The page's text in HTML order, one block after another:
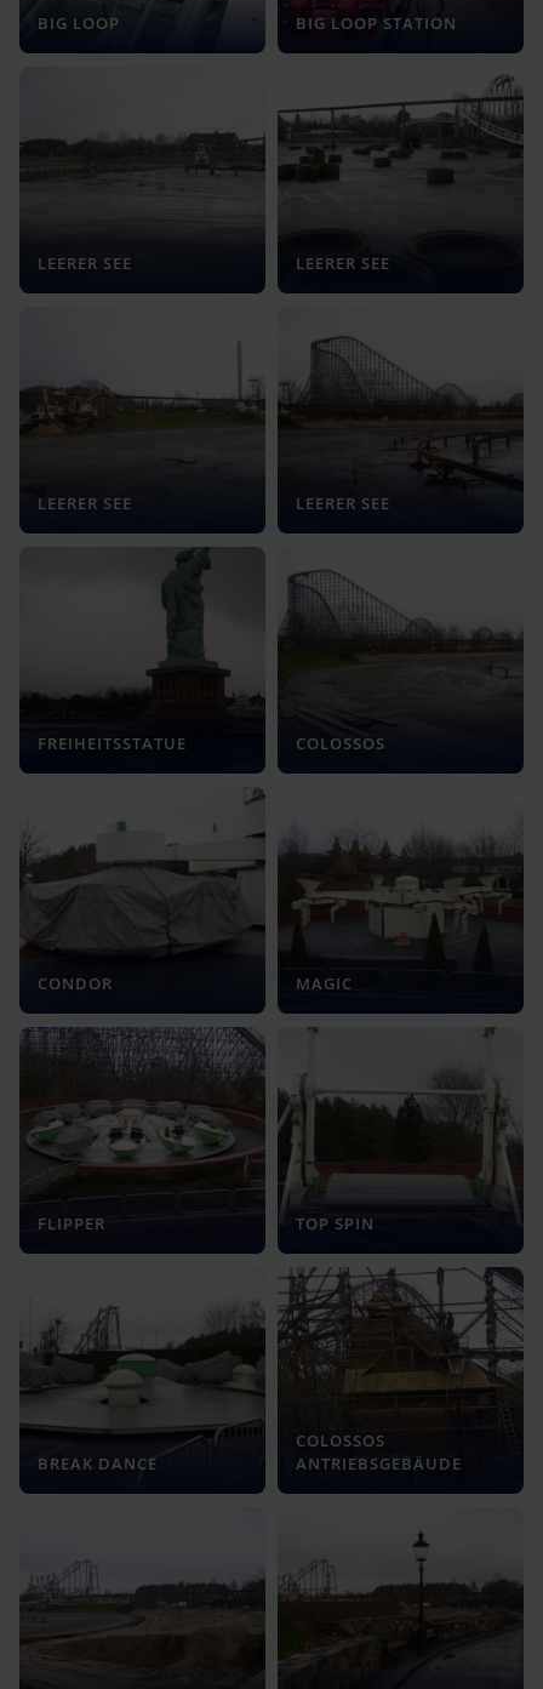
BIG LOOP BIG LOOP STATION
LEERER SEE LEERER SEE
LEERER SEE LEERER SEE
FREIHEITSSTATUE COLOSSOS
CONDOR MAGIC
FLIPPER TOP SPIN
BREAK DANCE
COLOSSOS
ANTRIEBSGEBÄUDE